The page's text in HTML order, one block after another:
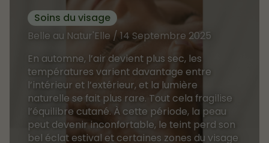
Soins du visage
Belle au Natur'Elle / 14 Septembre 2025
En automne, l’air devient plus sec, les
températures varient davantage entre
l’intérieur et l’extérieur, et la lumière
naturelle se fait plus rare. Tout cela fragilise
l’équilibre cutané. À cette période, la peau
peut devenir inconfortable, le teint perd son
bel éclat estival et certaines zones du visage